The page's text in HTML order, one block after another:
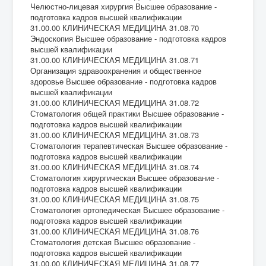
Челюстно-лицевая хирургия Высшее образование -
подготовка кадров высшей квалификации
31.00.00 КЛИНИЧЕСКАЯ МЕДИЦИНА 31.08.70
Эндоскопия Высшее образование - подготовка кадров
высшей квалификации
31.00.00 КЛИНИЧЕСКАЯ МЕДИЦИНА 31.08.71
Организация здравоохранения и общественное
здоровье Высшее образование - подготовка кадров
высшей квалификации
31.00.00 КЛИНИЧЕСКАЯ МЕДИЦИНА 31.08.72
Стоматология общей практики Высшее образование -
подготовка кадров высшей квалификации
31.00.00 КЛИНИЧЕСКАЯ МЕДИЦИНА 31.08.73
Стоматология терапевтическая Высшее образование -
подготовка кадров высшей квалификации
31.00.00 КЛИНИЧЕСКАЯ МЕДИЦИНА 31.08.74
Стоматология хирургическая Высшее образование -
подготовка кадров высшей квалификации
31.00.00 КЛИНИЧЕСКАЯ МЕДИЦИНА 31.08.75
Стоматология ортопедическая Высшее образование -
подготовка кадров высшей квалификации
31.00.00 КЛИНИЧЕСКАЯ МЕДИЦИНА 31.08.76
Стоматология детская Высшее образование -
подготовка кадров высшей квалификации
31.00.00 КЛИНИЧЕСКАЯ МЕДИЦИНА 31.08.77